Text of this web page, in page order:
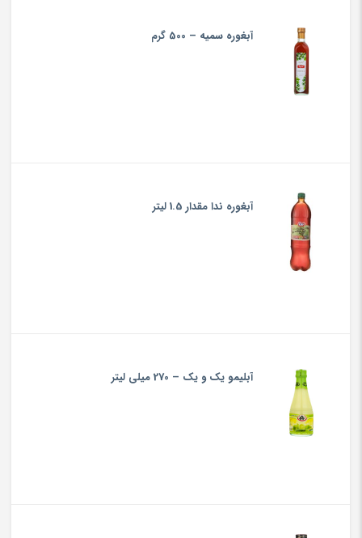
آبغوره سمیه – 500 گرم
آبغوره ندا مقدار 1.5 لیتر
آبليمو یک و یک – 270 میلی لیتر